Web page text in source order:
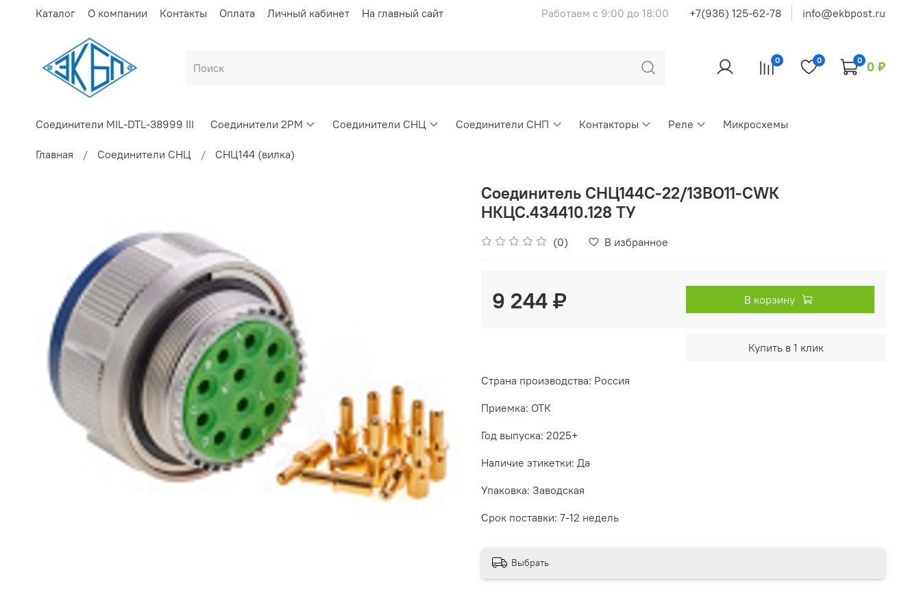
Каталог О компании Контакты Оплата Личный кабинет На главный сайт Работаем с 9:00 до 18:00 +7(936) 125-62-78 info@ekbpost.ru
0 0 0 0 ₽
Соединители MIL-DTL-38999 III Соединители 2РМ Соединители СНЦ Соединители СНП Контакторы Реле Микросхемы
Главная Соединители СНЦ СНЦ144 (вилка)
Соединитель СНЦ144С-22/13ВО11-CWК
НКЦС.434410.128 ТУ
(0) В избранное
9 244 ₽ В корзину
Купить в 1 клик
Страна производства: Россия
Приемка: ОТК
Год выпуска: 2025+
Наличие этикетки: Да
Упаковка: Заводская
Срок поставки: 7-12 недель
Выбрать